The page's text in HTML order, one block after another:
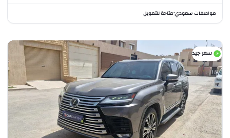
مواصفات سعودي•متاحة للتمويل
سعر جيد